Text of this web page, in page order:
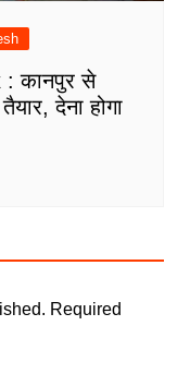
: कानपुर से
देना होगा
Required